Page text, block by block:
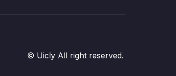
© Uicly All right reserved.